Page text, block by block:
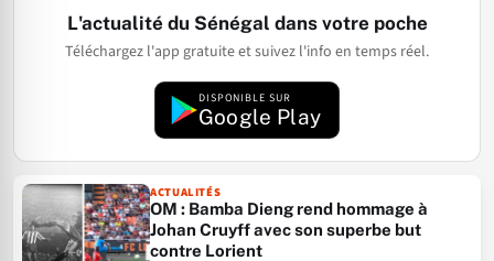
L'actualité du Sénégal dans votre poche
Téléchargez l'app gratuite et suivez l'info en temps réel.
DISPONIBLE SUR
Google Play
ACTUALITÉS
OM : Bamba Dieng rend hommage à
Johan Cruyff avec son superbe but
contre Lorient